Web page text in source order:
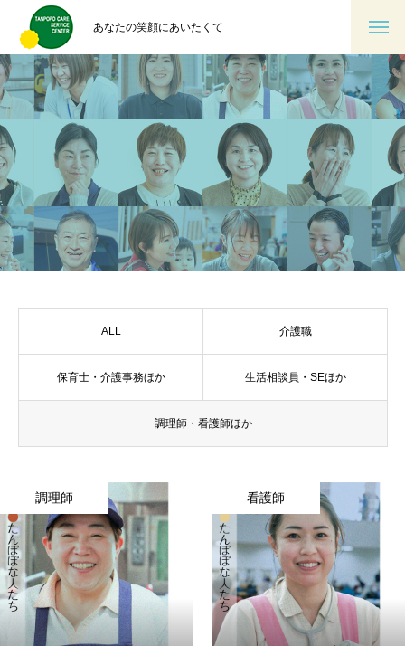
あなたの笑顔にあいたくて
ALL 介護職
保育士・介護事務ほか 生活相談員・SEほか
調理師・看護師ほか
調理師 看護師